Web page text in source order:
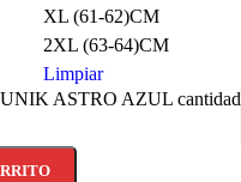
XL (61-62)CM
2XL (63-64)CM
Limpiar
ASTRO AZUL cantidad